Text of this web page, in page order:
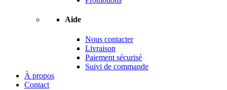
Aide
Nous contacter
Livraison
Paiement sécurisé
Suivi de commande
À propos
Contact